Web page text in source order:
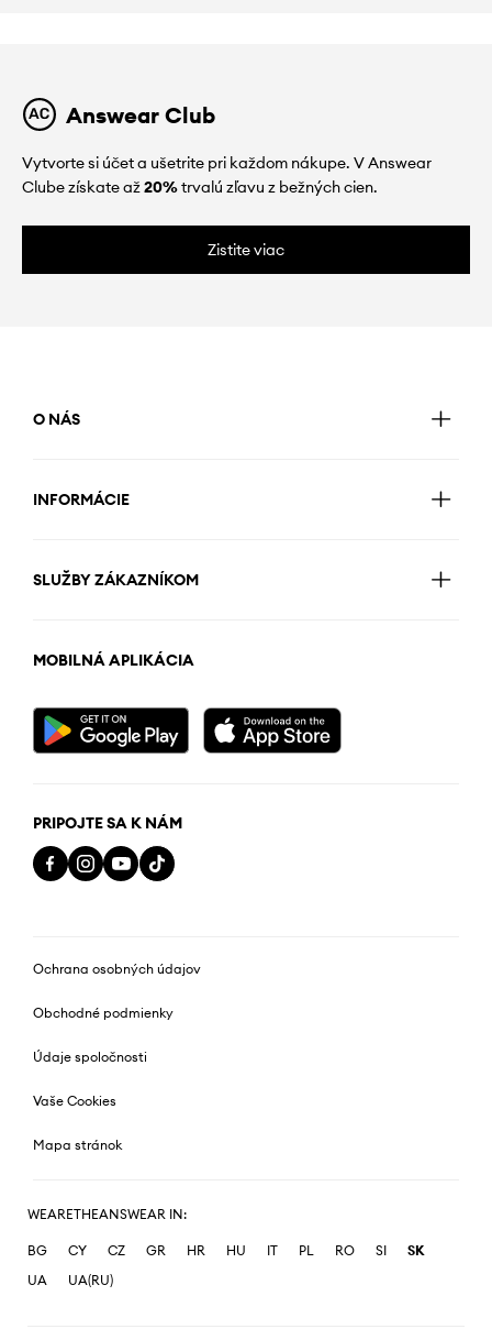
Answear Club
Vytvorte si účet a ušetrite pri každom nákupe. V Answear
Clube získate až20%trvalú zľavu z bežných cien.
Zistite viac
O NÁS
INFORMÁCIE
SLUŽBY ZÁKAZNÍKOM
MOBILNÁ APLIKÁCIA
PRIPOJTE SA K NÁM
Ochrana osobných údajov
Obchodné podmienky
Údaje spoločnosti
Vaše Cookies
Mapa stránok
WEARETHEANSWEAR IN:
BG CY CZ GR HR HU IT PL RO SI
SK
UA
UA(RU)